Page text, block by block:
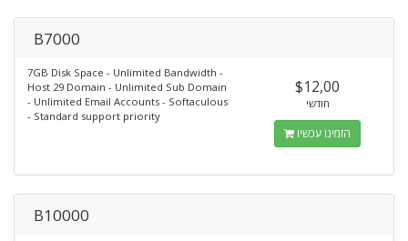
B7000
7GB Disk Space - Unlimited Bandwidth -
Host 29 Domain - Unlimited Sub Domain
- Unlimited Email Accounts - Softaculous
- Standard support priority
$12,00
חודשי
הזמינו עכשיו
B10000